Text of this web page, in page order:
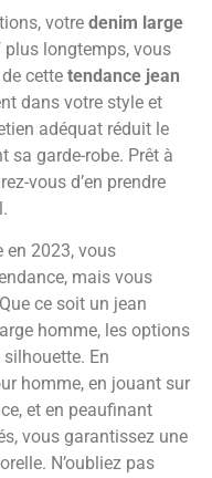
votre denim large
longtemps, vous
cette tendance jean
dans votre style et
adéquat réduit le
sa garde-robe. Prêt à
vous d’en prendre
en 2023, vous
mais vous
ce soit un jean
homme, les options
En
homme, en jouant sur
et en peaufinant
vous garantissez une
N’oubliez pas